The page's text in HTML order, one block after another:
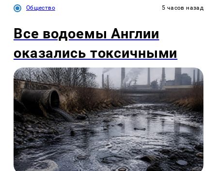
Общество 5 часов назад
Все водоемы Англии
оказались токсичными